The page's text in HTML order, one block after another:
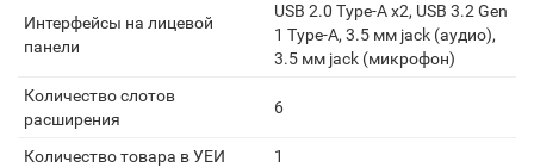
Интерфейсы на лицевой
панели
USB 2.0 Type-A х2, USB 3.2 Gen
1 Type-A, 3.5 мм jack (аудио),
3.5 мм jack (микрофон)
Количество слотов
расширения
6
Количество товара в УЕИ 1